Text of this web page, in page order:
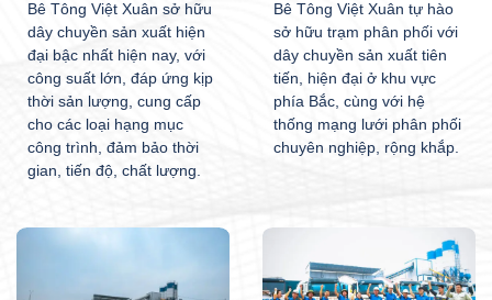
Bê Tông Việt Xuân sở hữu
dây chuyền sản xuất hiện
đại bậc nhất hiện nay, với
công suất lớn, đáp ứng kịp
thời sản lượng, cung cấp
cho các loại hạng mục
công trình, đảm bảo thời
gian, tiến độ, chất lượng.
Bê Tông Việt Xuân tự hào
sở hữu trạm phân phối với
dây chuyền sản xuất tiên
tiến, hiện đại ở khu vực
phía Bắc, cùng với hệ
thống mạng lưới phân phối
chuyên nghiệp, rộng khắp.